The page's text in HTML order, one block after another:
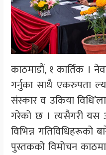
काठमाडौं, १ कार्तिक ।
गर्नुका साथै एकरुपता
संस्कार व उकिया
गरेको छ । त्यसैगरी यस
विभिन्न गतिविधिहरूको
पुस्तकको विमोचन